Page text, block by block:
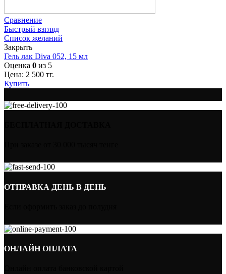
Сравнение
Быстрый взгляд
Список желаний
Закрыть
Гель лак Diva 052, 15 мл
Оценка 0 из 5
Цена: 2 500 тг.
Купить
ОТПРАВКА ДЕНЬ В ДЕНЬ
ОНЛАЙН ОПЛАТА